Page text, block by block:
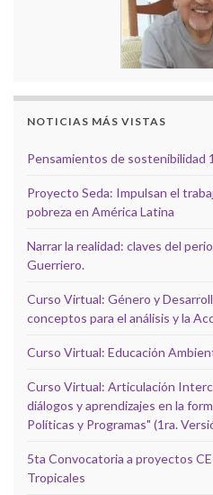
NOTICIAS MÁS VISTAS
Pensamientos de sostenibilidad
Proyecto Seda: Impulsan el
pobreza en América Latina
Narrar la realidad: claves del
Guerriero.
Curso Virtual: Género y
conceptos para el análisis y la
Curso Virtual: Educación
Curso Virtual: Articulación
diálogos y aprendizajes en la
Políticas y Programas" (1ra.
5ta Convocatoria a proyectos
Tropicales